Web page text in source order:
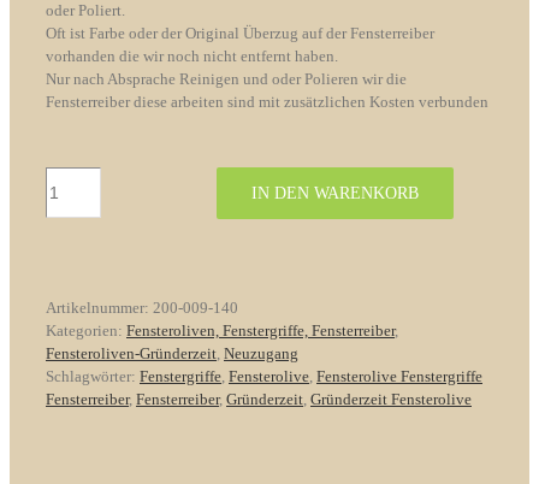
oder Poliert.
Oft ist Farbe oder der Original Überzug auf der Fensterreiber
vorhanden die wir noch nicht entfernt haben.
Nur nach Absprache Reinigen und oder Polieren wir die
Fensterreiber diese arbeiten sind mit zusätzlichen Kosten verbunden
Nr.
140
Horn
Menge
IN DEN WARENKORB
Artikelnummer: 200-009-140
Kategorien: Fensteroliven, Fenstergriffe, Fensterreiber,
Fensteroliven-Gründerzeit, Neuzugang
Schlagwörter: Fenstergriffe, Fensterolive, Fensterolive Fenstergriffe
Fensterreiber, Fensterreiber, Gründerzeit, Gründerzeit Fensterolive